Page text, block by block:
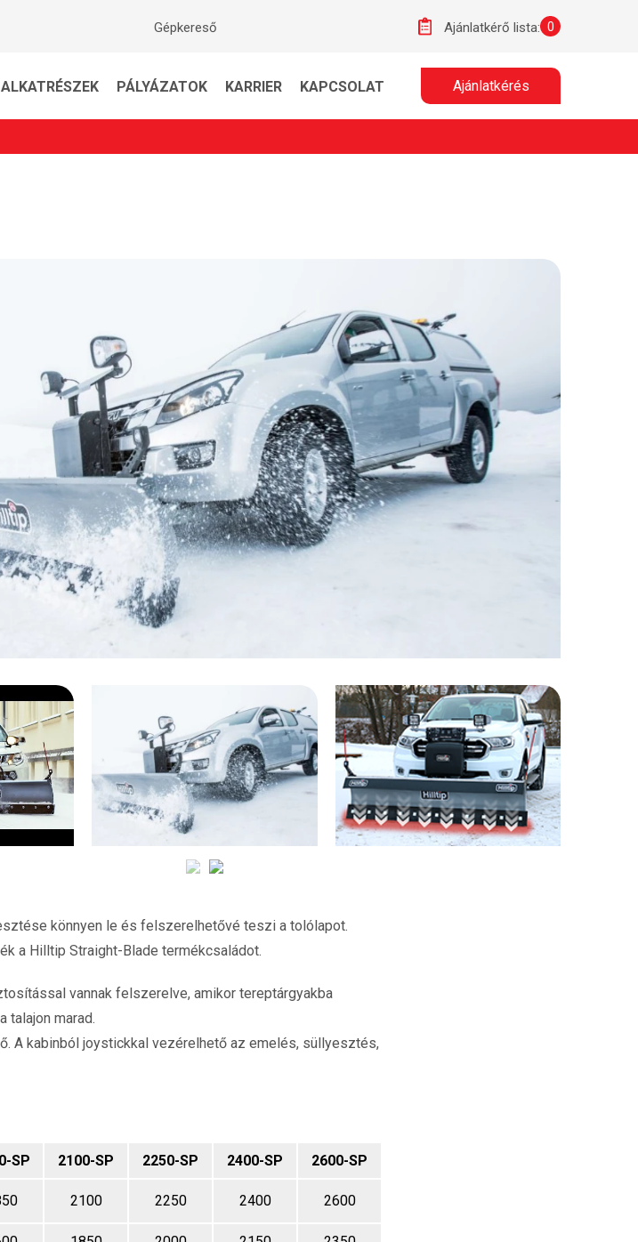
Gépkereső Ajánlatkérő lista: 0
ALKATRÉSZEK PÁLYÁZATOK KARRIER KAPCSOLAT Ajánlatkérés
könnyen le és felszerelhetővé teszi a tolólapot.
a Hilltip Straight-Blade termékcsaládot.
vannak felszerelve, amikor tereptárgyakba
talajon marad.
A kabinból joystickkal vezérelhető az emelés, süllyesztés,
SP 2100-SP 2250-SP 2400-SP 2600-SP
2100 2250 2400 2600